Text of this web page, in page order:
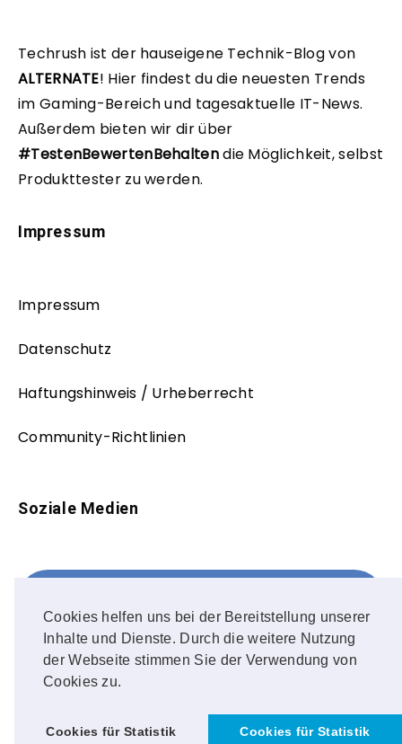
Cookies helfen uns bei der Bereitstellung unserer
Inhalte und Dienste. Durch die weitere Nutzung
der Webseite stimmen Sie der Verwendung von
Cookies zu.
Cookies für Statistik Cookies für Statistik
Techrush ist der hauseigene Technik-Blog von
ALTERNATE! Hier findest du die neuesten Trends
im Gaming-Bereich und tagesaktuelle IT-News.
Außerdem bieten wir dir über
#TestenBewertenBehaltendie Möglichkeit, selbst
Produkttester zu werden.
Impressum
Impressum
Datenschutz
Haftungshinweis / Urheberrecht
Community-Richtlinien
Soziale Medien
FOLLOW ME!
Instagram
OUR PHOTOS!